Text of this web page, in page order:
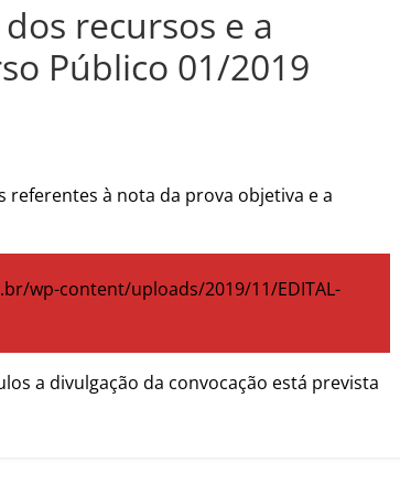
recursos e a
Público 01/2019
à nota da prova objetiva e a
wp-content/uploads/2019/11/EDITAL-
a divulgação da convocação está prevista